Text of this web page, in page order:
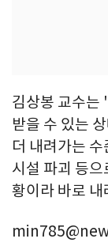
김상봉 교수는
받을 수 있는
더 내려가는
시설 파괴 등
황이라 바로